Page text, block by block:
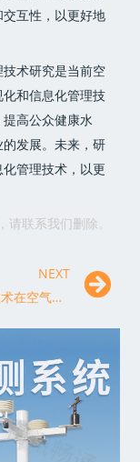
互性，以更好地
术研究是当前空
和信息化管理技
高公众健康水
发展。未来，研
管理技术，以更
联系我们删除。
NEXT
光学遥感技术在空气污染监测中的应用研究